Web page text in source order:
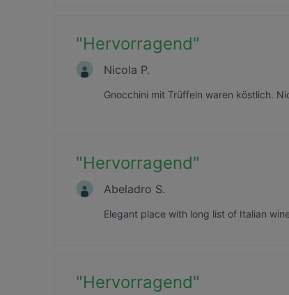
"Hervorragend"
Nicola P.
Gnocchini mit Trüffeln waren köstlich.
"Hervorragend"
Abeladro S.
Elegant place with long list of Italian
"Hervorragend"